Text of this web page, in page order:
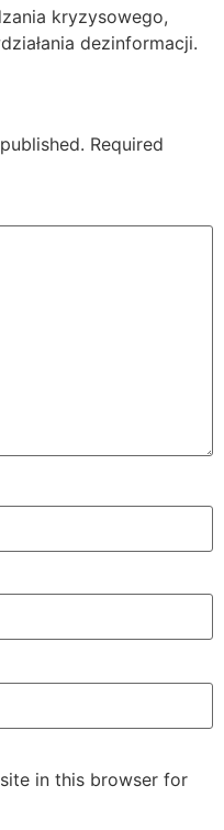
kryzysowego,
dezinformacji.
Required
in this browser for